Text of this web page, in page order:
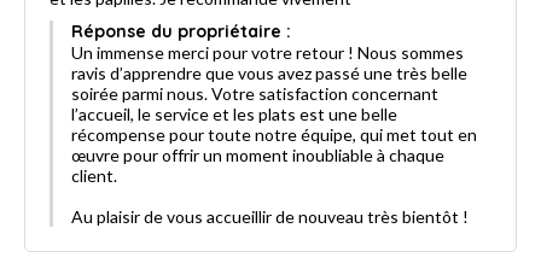
Réponse du propriétaire :
Un immense merci pour votre retour ! Nous sommes
ravis d’apprendre que vous avez passé une très belle
soirée parmi nous. Votre satisfaction concernant
l’accueil, le service et les plats est une belle
récompense pour toute notre équipe, qui met tout en
œuvre pour offrir un moment inoubliable à chaque
client.
Au plaisir de vous accueillir de nouveau très bientôt !